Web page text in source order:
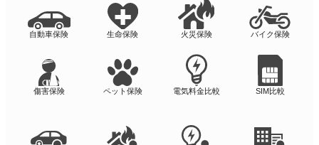
自動車保険 生命保険 火災保険 バイク保険
傷害保険 ペット保険 電気料金比較 SIM比較